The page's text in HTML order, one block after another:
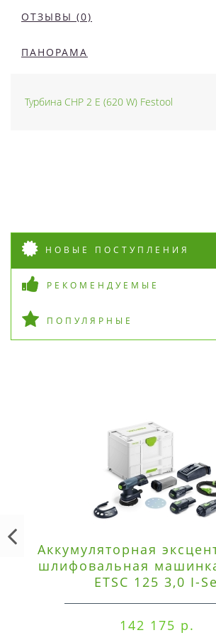
ОТЗЫВЫ (0)
ПАНОРАМА
Турбина CHP 2 E (620 W) Festool
НОВЫЕ ПОСТУПЛЕНИЯ
РЕКОМЕНДУЕМЫЕ
ПОПУЛЯРНЫЕ
Аккумуляторная
шлифовальная
ETSC 125 3,0 I-
142 175 р.